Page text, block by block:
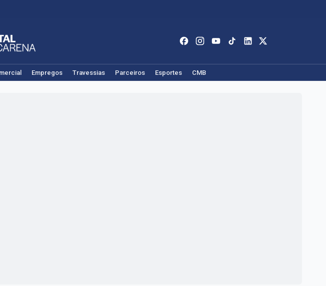
Empregos Travessias Parceiros Esportes CMB